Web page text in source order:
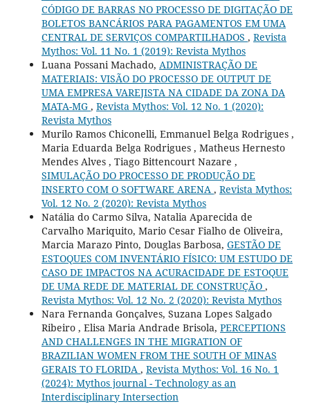
CÓDIGO DE BARRAS NO PROCESSO DE DIGITAÇÃO DE
BOLETOS BANCÁRIOS PARA PAGAMENTOS EM UMA
CENTRAL DE SERVIÇOS COMPARTILHADOS , Revista
Mythos: Vol. 11 No. 1 (2019): Revista Mythos
Luana Possani Machado, ADMINISTRAÇÃO DE
MATERIAIS: VISÃO DO PROCESSO DE OUTPUT DE
UMA EMPRESA VAREJISTA NA CIDADE DA ZONA DA
MATA-MG , Revista Mythos: Vol. 12 No. 1 (2020):
Revista Mythos
Murilo Ramos Chiconelli, Emmanuel Belga Rodrigues ,
Maria Eduarda Belga Rodrigues , Matheus Hernesto
Mendes Alves , Tiago Bittencourt Nazare ,
SIMULAÇÃO DO PROCESSO DE PRODUÇÃO DE
INSERTO COM O SOFTWARE ARENA , Revista Mythos:
Vol. 12 No. 2 (2020): Revista Mythos
Natália do Carmo Silva, Natalia Aparecida de
Carvalho Mariquito, Mario Cesar Fialho de Oliveira,
Marcia Marazo Pinto, Douglas Barbosa, GESTÃO DE
ESTOQUES COM INVENTÁRIO FÍSICO: UM ESTUDO DE
CASO DE IMPACTOS NA ACURACIDADE DE ESTOQUE
DE UMA REDE DE MATERIAL DE CONSTRUÇÃO ,
Revista Mythos: Vol. 12 No. 2 (2020): Revista Mythos
Nara Fernanda Gonçalves, Suzana Lopes Salgado
Ribeiro , Elisa Maria Andrade Brisola, PERCEPTIONS
AND CHALLENGES IN THE MIGRATION OF
BRAZILIAN WOMEN FROM THE SOUTH OF MINAS
GERAIS TO FLORIDA , Revista Mythos: Vol. 16 No. 1
(2024): Mythos journal - Technology as an
Interdisciplinary Intersection